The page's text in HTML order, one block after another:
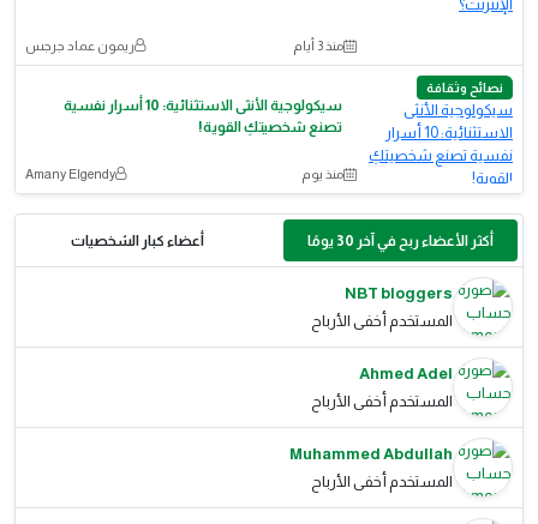
منذ 3 أيام ريمون عماد جرجس
نصائح وثقافة
سيكولوجية الأنثى الاستثنائية: 10 أسرار نفسية
تصنع شخصيتكِ القوية!
منذ يوم Amany Elgendy
أكثر الأعضاء ربح في آخر 30 يومًا أعضاء كبار الشخصيات
NBT bloggers
المستخدم أخفى الأرباح
Ahmed Adel
المستخدم أخفى الأرباح
Muhammed Abdullah
المستخدم أخفى الأرباح